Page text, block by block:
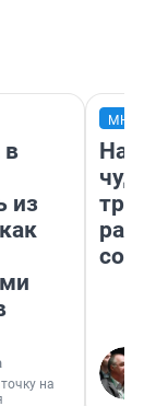
в
из
на